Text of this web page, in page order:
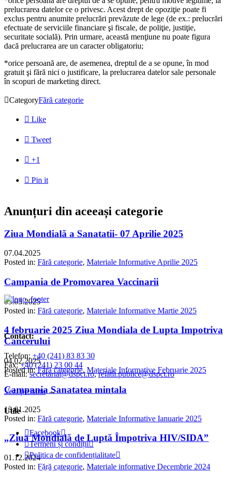
prelucrarea datelor ce o privesc. Acest drept de opoziţie poate fi
exclus pentru anumite prelucrări prevăzute de lege (de ex.: prelucrări
efectuate de serviciile financiare şi fiscale, de poliţie, justiţie,
securitate socială). Prin urmare, această menţiune nu poate figura
dacă prelucrarea are un caracter obligatoriu;
*orice persoană are, de asemenea, dreptul de a se opune, în mod
gratuit şi fără nici o justificare, la prelucrarea datelor sale personale
în scopuri de marketing direct.
CategoryFără categorie
 Like
 Tweet
 +1
 Pin it
Anunțuri din aceeași categorie
Ziua Mondială a Sanatatii- 07 Aprilie 2025
07.04.2025
Posted in: Fără categorie, Materiale Informative Aprilie 2025
Campania de Promovarea Vaccinarii
05.03.2025
Posted in: Fără categorie, Materiale Informative Martie 2025
4 februarie 2025 Ziua Mondiala de Lupta Impotriva
Cancerului
04.02.2025
Posted in:Fără categorie,Materiale Informative Februarie 2025
Campania Sanatatea mintala
13.01.2025
Posted in: Fără categorie, Materiale Informative Ianuarie 2025
„Ziua Mondială de Luptă Împotriva HIV/SIDA”
01.12.2024
Posted in: Fără categorie, Materiale informative Decembrie 2024
Contact:
Telefon: +40 (241) 83 83 30
Fax:+40 (241) 23 00 44
E-mail:secretariat@dspct.ro,relatii.publice@dspct.ro
Vezi pe harta→
Utile
Facebook
Termeni și condiții
Politica de confidențialitate
© 2023 - DSPJ Constanța